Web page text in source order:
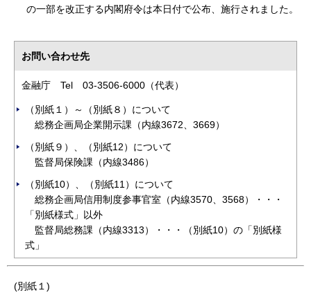
の一部を改正する内閣府令は本日付で公布、施行されました。
お問い合わせ先
金融庁 Tel 03-3506-6000（代表）
（別紙１）～（別紙８）について
総務企画局企業開示課（内線3672、3669）
（別紙９）、（別紙12）について
監督局保険課（内線3486）
（別紙10）、（別紙11）について
総務企画局信用制度参事官室（内線3570、3568）・・・
「別紙様式」以外
監督局総務課（内線3313）・・・（別紙10）の「別紙様
式」
(別紙１)